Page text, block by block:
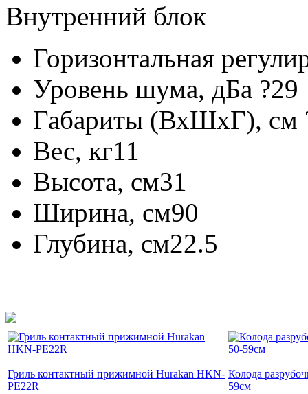
Внутренний блок
Горизонтальная
Уровень шума, дБа ?29
Габариты (ВхШхГ), см
Вес, кг11
Высота, см31
Ширина, см90
Глубина, см22.5
Гриль контактный прижимной Hurakan HKN-
PE22R
Колода
59см